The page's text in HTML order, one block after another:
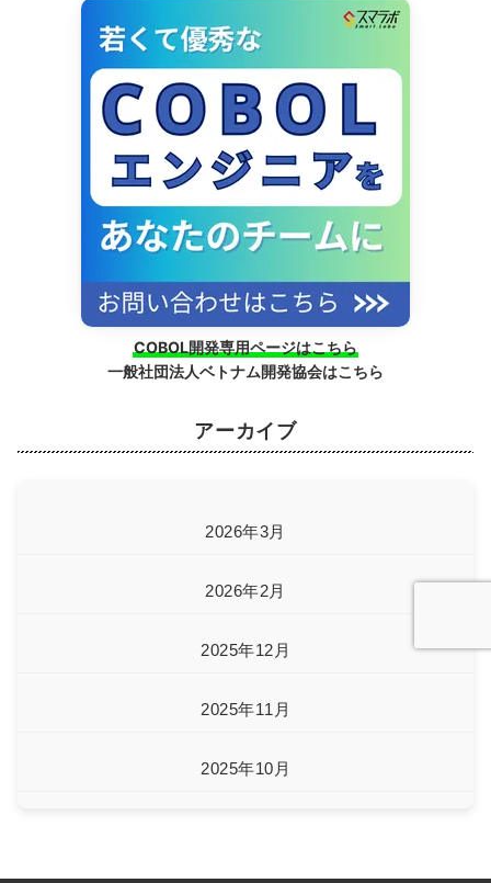
COBOL開発専用ページはこちら
一般社団法人ベトナム開発協会はこちら
アーカイブ
2026年3月
2026年2月
2025年12月
2025年11月
2025年10月